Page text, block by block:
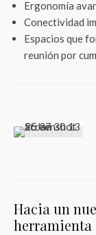
Ergonomía
Conectividad
Espacios que
reunión por
Hacia un